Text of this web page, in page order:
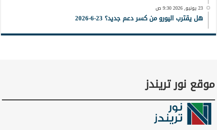
23 يونيو, 2026 9:30 ص
هل يقترب اليورو من كسر دعم جديد؟ 23-6-2026
موقع نور تريندز